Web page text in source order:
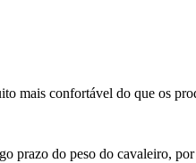
mais confortável do que os
prazo do peso do cavaleiro,